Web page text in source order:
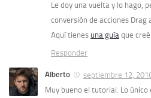
Le doy una vuelta y lo hago,
conversión de acciones Drag
Aquí tienes una guía que
Responder
Alberto
septiembre 12,
Muy bueno el tutorial. Lo único